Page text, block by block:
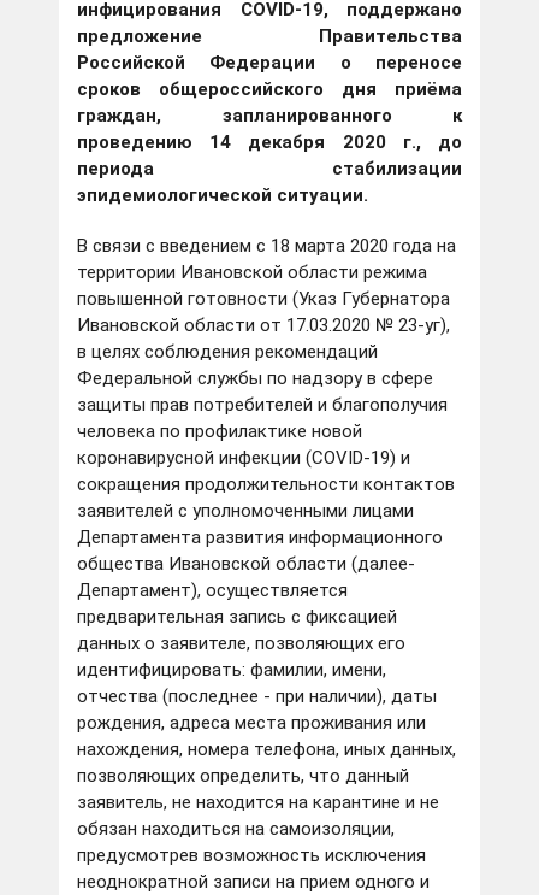
инфицирования COVID-19, поддержано
предложение Правительства
Российской Федерации о переносе
сроков общероссийского дня приёма
граждан, запланированного к
проведению 14 декабря 2020 г., до
периода стабилизации
эпидемиологической ситуации.
В связи с введением с 18 марта 2020 года на
территории Ивановской области режима
повышенной готовности (Указ Губернатора
Ивановской области от 17.03.2020 № 23-уг),
в целях соблюдения рекомендаций
Федеральной службы по надзору в сфере
защиты прав потребителей и благополучия
человека по профилактике новой
коронавирусной инфекции (COVID-19) и
сокращения продолжительности контактов
заявителей с уполномоченными лицами
Департамента развития информационного
общества Ивановской области (далее-
Департамент), осуществляется
предварительная запись с фиксацией
данных о заявителе, позволяющих его
идентифицировать: фамилии, имени,
отчества (последнее - при наличии), даты
рождения, адреса места проживания или
нахождения, номера телефона, иных данных,
позволяющих определить, что данный
заявитель, не находится на карантине и не
обязан находиться на самоизоляции,
предусмотрев возможность исключения
неоднократной записи на прием одного и